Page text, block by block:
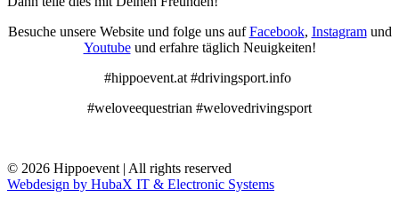
Besuche unsere Website und folge uns aufFacebook, Instagramund
Youtubeund erfahre täglich Neuigkeiten!
#hippoevent.at #drivingsport.info
#weloveequestrian #welovedrivingsport
© 2026 Hippoevent | All rights reserved
Webdesign by HubaX IT & Electronic Systems